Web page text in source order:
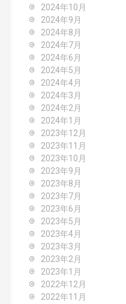
2024年10月
2024年9月
2024年8月
2024年7月
2024年6月
2024年5月
2024年4月
2024年3月
2024年2月
2024年1月
2023年12月
2023年11月
2023年10月
2023年9月
2023年8月
2023年7月
2023年6月
2023年5月
2023年4月
2023年3月
2023年2月
2023年1月
2022年12月
2022年11月